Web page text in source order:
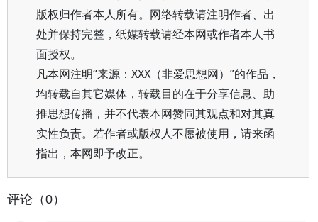
版权归作者本人所有。网络转载请注明作者、出
处并保持完整，纸媒转载请经本网或作者本人书
面授权。
凡本网注明“来源：XXX（非爱思想网）”的作品，
均转载自其它媒体，转载目的在于分享信息、助
推思想传播，并不代表本网赞同其观点和对其真
实性负责。若作者或版权人不愿被使用，请来函
指出，本网即予改正。
评论（0）